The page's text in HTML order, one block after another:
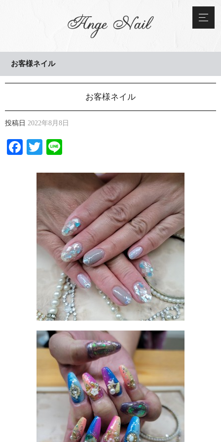
お客様ネイル
お客様ネイル
投稿日 2022年8月8日
Facebook
Twitter